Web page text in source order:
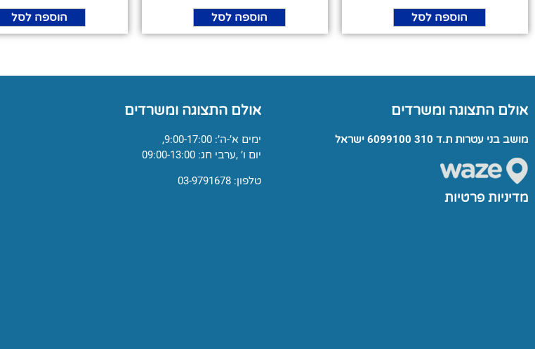
הוספה לסל הוספה לסל הוספה לסל
אולם התצוגה ומשרדים
מושב בני עטרות ת.ד 310 6099100 ישראל
מדיניות פרטיות
אולם התצוגה ומשרדים
ימים א’-ה’: 9:00-17:00,
יום ו’ ,ערבי חג: 09:00-13:00
טלפון: 03-9791678